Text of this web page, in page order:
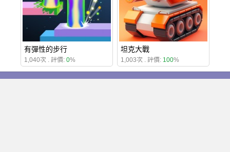
有彈性的步行
1,040次 . 評價: 0%
坦克大戰
1,003次 . 評價: 100%